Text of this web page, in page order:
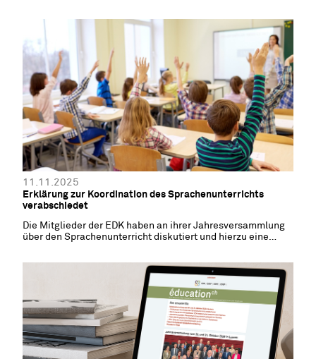
11.11.2025
Erklärung zur Koordination des Sprachenunterrichts
verabschiedet
Die Mitglieder der EDK haben an ihrer Jahresversammlung
über den Sprachenunterricht diskutiert und hierzu eine